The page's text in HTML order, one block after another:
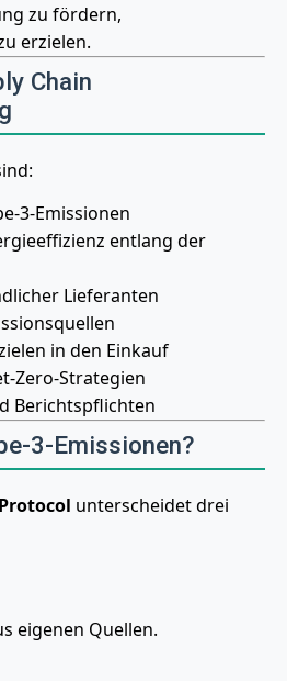
zu fördern,
erzielen.
Chain
3-Emissionen
entlang der
Lieferanten
in den Einkauf
Zero-Strategien
Berichtspflichten
3-Emissionen?
unterscheidet drei
eigenen Quellen.